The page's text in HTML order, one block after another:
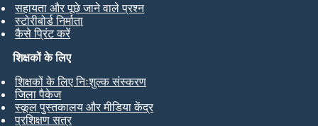
सहायता और पूछे जाने वाले प्रश्न
स्टोरीबोर्ड निर्माता
कैसे प्रिंट करें
शिक्षकों के लिए
शिक्षकों के लिए निःशुल्क संस्करण
जिला पैकेज
स्कूल पुस्तकालय और मीडिया केंद्र
प्रशिक्षण सत्र